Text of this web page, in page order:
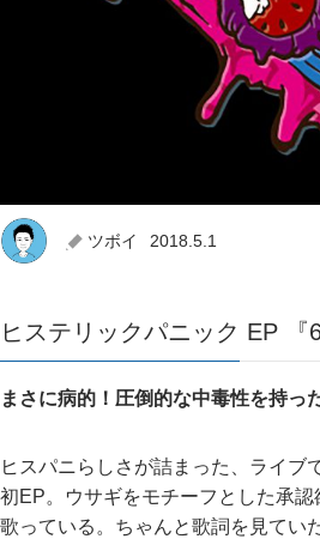
ツボイ 2018.5.1
ヒステリックパニック EP
まさに病的！圧倒的な中毒性を持っ
ヒスパニらしさが詰まった、ライブ
初EP。ウサギをモチーフとした承
歌っている。ちゃんと歌詞を見てい